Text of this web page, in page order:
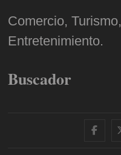
Comercio,
Entretenimiento.
Buscador